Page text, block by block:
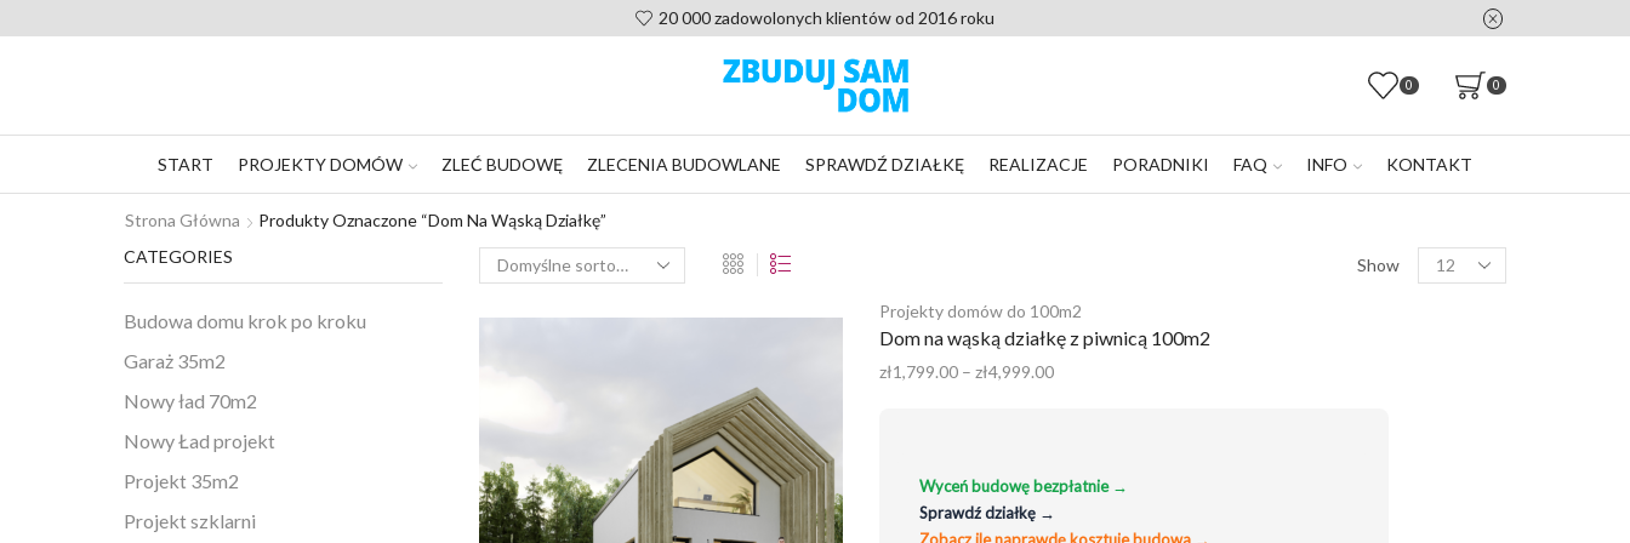
Pomoc po zakupie projektu, nie zostaniesz sam
0 0
START PROJEKTY DOMÓW ZLEĆ BUDOWĘ ZLECENIA BUDOWLANE SPRAWDŹ DZIAŁKĘ REALIZACJE PORADNIKI FAQ INFO KONTAKT
Strona Główna Produkty Oznaczone “dom Na Wąską Działkę”
Show
Products
per
Projekty domów do 100m2
Dom na wąską działkę z piwnicą 100m2
zł1,799.00 – zł4,999.00Zakres
zł4,999.00
Wyceń budowę bezpłatnie →
Sprawdź działkę →
CATEGORIES
Budowa domu krok po kroku
Garaż 35m2
Nowy ład 70m2
Nowy Ład projekt
Projekt 35m2
Projekt szklarni